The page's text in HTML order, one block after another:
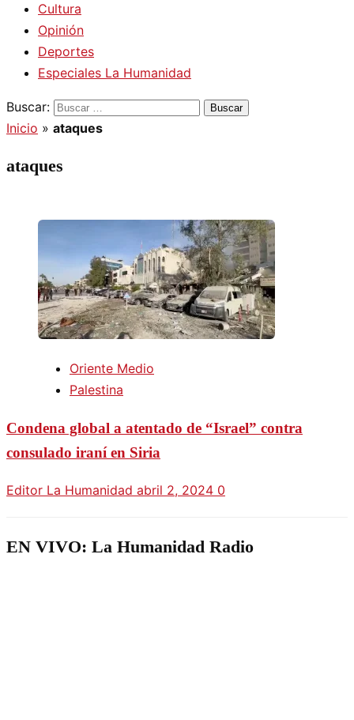
Cultura
Opinión
Deportes
Especiales La Humanidad
Buscar:
Inicio » ataques
ataques
Oriente Medio
Palestina
Condena global a atentado de “Israel” contra
consulado iraní en Siria
Editor La Humanidad abril 2, 2024 0
EN VIVO: La Humanidad Radio